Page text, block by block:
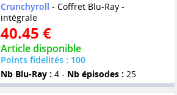
Crunchyroll - Coffret Blu-Ray -
intégrale
40.45 €
Article disponible
Points fidelités : 100
Nb Blu-Ray : 4 - Nb épisodes : 25